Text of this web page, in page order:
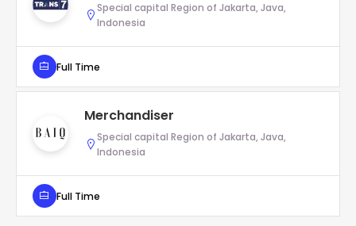
Special capital Region of Jakarta, Java,
Indonesia
Full Time
Merchandiser
Special capital Region of Jakarta, Java,
Indonesia
Full Time